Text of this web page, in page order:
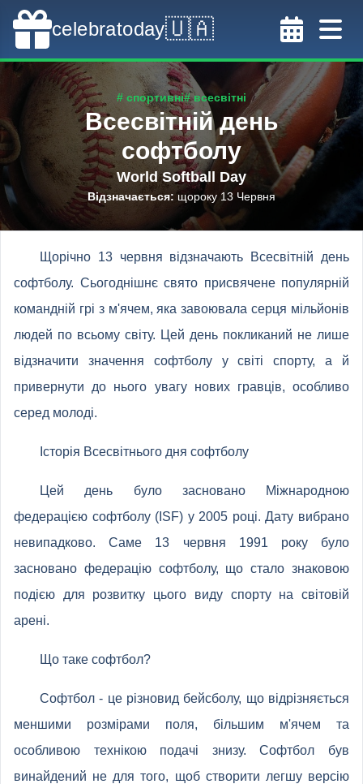
celebratoday🇺🇦
# спортивні# всесвітні
Всесвітній день
софтболу
World Softball Day
Відзначається:щороку 13 Червня
Щорічно 13 червня відзначають Всесвітній день
софтболу. Сьогоднішнє свято присвячене популярній
командній грі з м'ячем, яка завоювала серця мільйонів
людей по всьому світу. Цей день покликаний не лише
відзначити значення софтболу у світі спорту, а й
привернути до нього увагу нових гравців, особливо
серед молоді.
Історія Всесвітнього дня софтболу
Цей день було засновано Міжнародною
федерацією софтболу (ISF) у 2005 році. Дату вибрано
невипадково. Саме 13 червня 1991 року було
засновано федерацію софтболу, що стало знаковою
подією для розвитку цього виду спорту на світовій
арені.
Що таке софтбол?
Софтбол - це різновид бейсболу, що відрізняється
меншими розмірами поля, більшим м'ячем та
особливою технікою подачі знизу. Софтбол був
винайдений не для того, щоб створити легшу версію